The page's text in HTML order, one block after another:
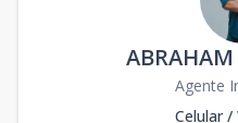
ABRAHAM
Agente
Celular /